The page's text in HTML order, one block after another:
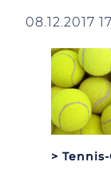
08.12.2017
>